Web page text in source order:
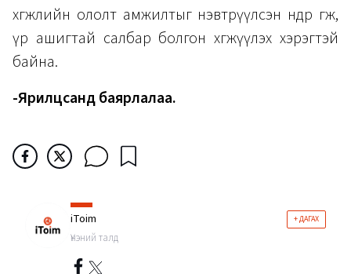
хөгжлийн ололт амжилтыг нэвтрүүлсэн өндөр өгөөж,
үр ашигтай салбар болгон хөгжүүлэх хэрэгтэй
байна.
-Ярилцсанд баярлалаа.
iToim + ДАГАХ
Үнэний талд